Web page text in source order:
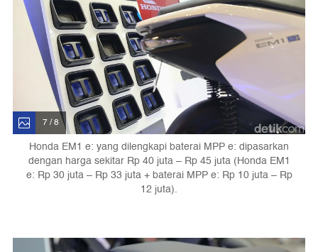
7 / 8
Honda EM1 e: yang dilengkapi baterai MPP e: dipasarkan
dengan harga sekitar Rp 40 juta – Rp 45 juta (Honda EM1
e: Rp 30 juta – Rp 33 juta + baterai MPP e: Rp 10 juta – Rp
12 juta).